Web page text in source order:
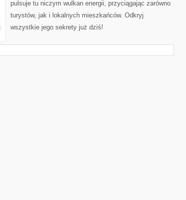
pulsuje tu niczym wulkan energii, przyciągając zarówno
turystów, jak i lokalnych mieszkańców. Odkryj
wszystkie jego sekrety już dziś!